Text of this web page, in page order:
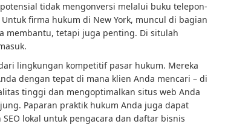
tidak mengonversi melalui buku telepon-
firma hukum di New York, muncul di bagian
membantu, tetapi juga penting. Di situlah
lingkungan kompetitif pasar hukum. Mereka
dengan tepat di mana klien Anda mencari – di
tinggi dan mengoptimalkan situs web Anda
Paparan praktik hukum Anda juga dapat
lokal untuk pengacara dan daftar bisnis